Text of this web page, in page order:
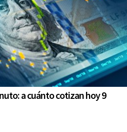
a cuánto cotizan hoy 9